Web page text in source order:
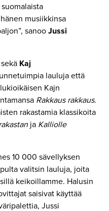
musiikkinsa
sanooJussi
Kaj
lauluja että
Kajn
Rakkaus rakkaus.
rakastamia klassikoita
ja Kalliolle
10 000 sävellyksen
valitsin lauluja, joita
keikoillamme. Halusin
saisivat käyttää
Jussi